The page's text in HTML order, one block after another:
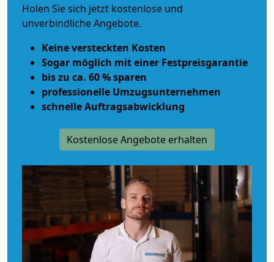
Holen Sie sich jetzt kostenlose und
unverbindliche Angebote.
Keine versteckten Kosten
Sogar möglich mit einer Festpreisgarantie
bis zu ca. 60 % sparen
professionelle Umzugsunternehmen
schnelle Auftragsabwicklung
Kostenlose Angebote erhalten